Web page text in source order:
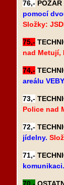
76,-
pomocí
Složky:
75,-
nad Metují,
74,-
areálu
73,-
Police nad
72,-
jídelny.
71,-
komunikaci.